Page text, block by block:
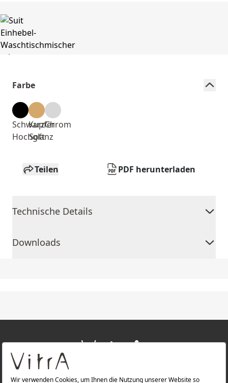
Farbe
Schwarz
Hochglanz
Kupfer
Soft
Chrom
Teilen PDF herunterladen
Technische Details
Downloads